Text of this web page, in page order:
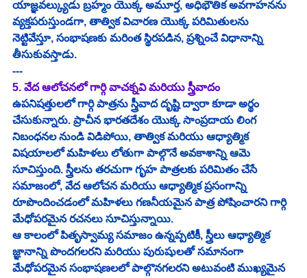
యాజ్ఞవల్క్యుడు బ్రహ్మం యొక్క అమూర్త, అధిభౌతిక అవగాహనను
వ్యక్తపరుస్తుండగా, తాత్విక విచారణ యొక్క పరిమితులను
నెట్టివేస్తూ, సంభాషణకు మరింత స్థిరపడిన, ప్రశ్నించే విధానాన్ని
తీసుకువస్తాడు.
---
5. వేద ఆలోచనలో గార్గి వాచక్నవి మరియు స్త్రీవాదం
ఉపనిషత్తులలో గార్గి పాత్రను స్త్రీవాద దృష్టి ద్వారా కూడా అర్థం
చేసుకున్నారు. ప్రాచీన భారతదేశం యొక్క సాంప్రదాయ లింగ
నిబంధనల నుండి విడిపోయి, తాత్విక మరియు ఆధ్యాత్మిక
విషయాలలో మహిళలు లోతుగా పాల్గొనే అవకాశాన్ని ఆమె
సూచిస్తుంది. స్త్రీలను తరచుగా గృహ పాత్రలకు పరిమితం చేసే
సమాజంలో, వేద ఆలోచన మరియు ఆధ్యాత్మిక ప్రసంగాన్ని
రూపొందించడంలో మహిళలు గణనీయమైన పాత్ర పోషించారని గార్గి
మేధోపరమైన రచనలు సూచిస్తున్నాయి.
ఆ కాలంలో పితృస్వామ్య సమాజం ఉన్నప్పటికీ, స్త్రీలు ఆధ్యాత్మిక
జ్ఞానాన్ని పొందగలరని మరియు పురుషులతో సమానంగా
మేధోపరమైన సంభాషణలలో పాల్గొనగలరని అటువంటి ముఖ్యమైన